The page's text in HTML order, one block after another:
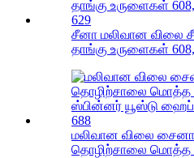
சீனா மலிவான விலை
தாங்கு உருளைகள்
மலிவான விலை
தொழிற்சாலை மொத்த